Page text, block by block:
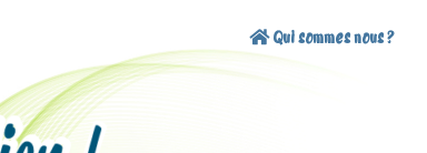
Qui sommes nous ?